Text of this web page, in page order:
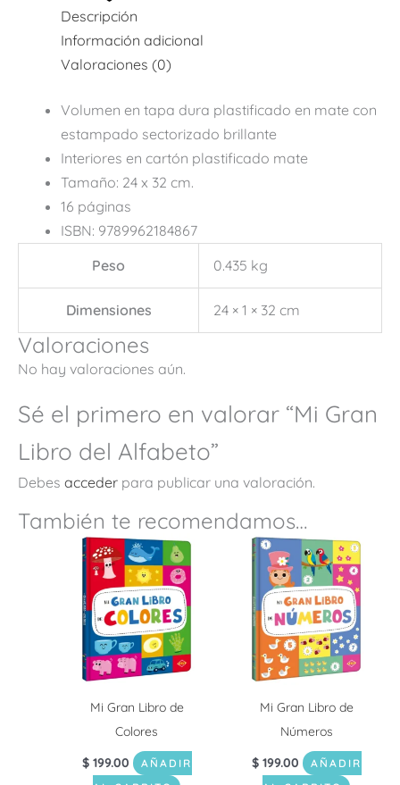
Descripción
Información adicional
Valoraciones (0)
Volumen en tapa dura plastificado en mate con
estampado sectorizado brillante
Interiores en cartón plastificado mate
Tamaño: 24 x 32 cm.
16 páginas
ISBN: 9789962184867
Peso
0.435 kg
Dimensiones 24 × 1 × 32 cm
Valoraciones
No hay valoraciones aún.
Sé el primero en valorar “Mi Gran
Libro del Alfabeto”
Debes acceder para publicar una valoración.
También te recomendamos…
Mi Gran Libro de
Colores
$199.00
AÑADIR
Mi Gran Libro de
Números
$199.00
AÑADIR